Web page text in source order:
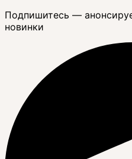
Подпишитесь —
новинки